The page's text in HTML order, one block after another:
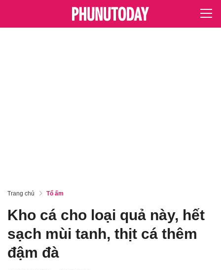
Trang chủ Tổ ấm
Kho cá cho loại quả này, hết
sạch mùi tanh, thịt cá thêm
đậm đà